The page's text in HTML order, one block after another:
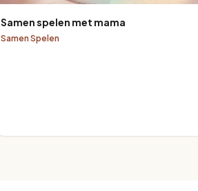
Samen spelen met mama
Samen Spelen